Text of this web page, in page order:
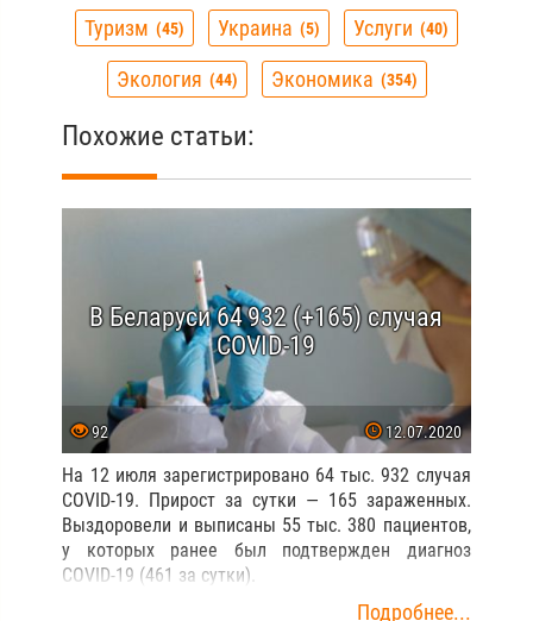
Туризм 45 Украина 5 Услуги 40
Экология 44 Экономика 354
Похожие статьи:
В Беларуси 64 932 (+165) случая
COVID-19
92 12.07.2020
На 12 июля зарегистрировано 64 тыс. 932 случая
COVID-19. Прирост за сутки — 165 зараженных.
Выздоровели и выписаны 55 тыс. 380 пациентов,
у которых ранее был подтвержден диагноз
COVID-19 (461 за сутки).
Подробнее...